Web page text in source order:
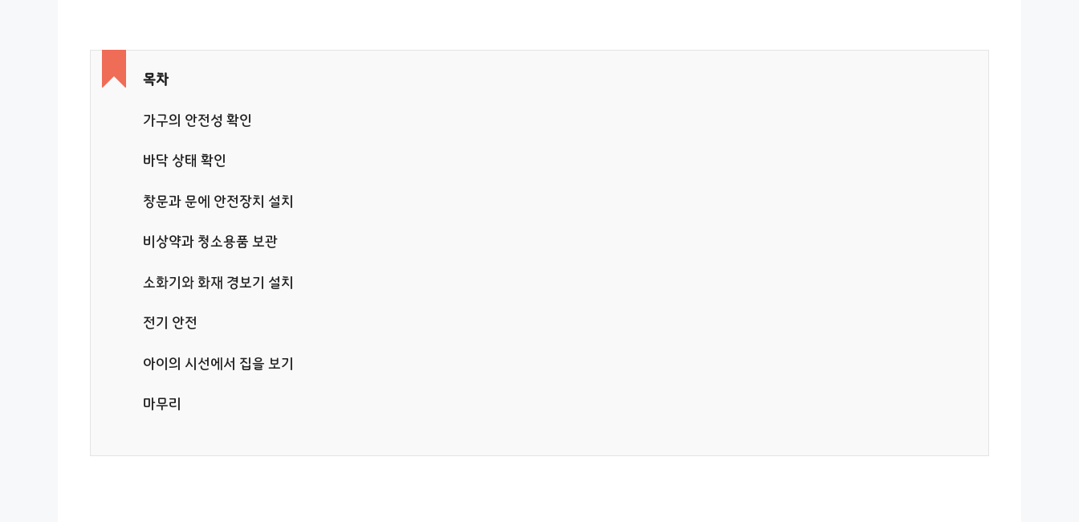
목차
가구의 안전성 확인
바닥 상태 확인
창문과 문에 안전장치 설치
비상약과 청소용품 보관
소화기와 화재 경보기 설치
전기 안전
아이의 시선에서 집을 보기
마무리